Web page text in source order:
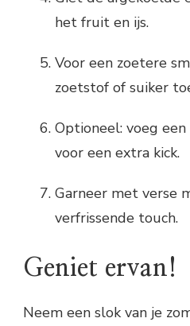
het fruit en ijs.
Voor een zoetere
zoetstof of suiker
Optioneel: voeg
voor een extra kick.
Garneer met verse
verfrissende touch.
Geniet ervan!
Neem een slok van je